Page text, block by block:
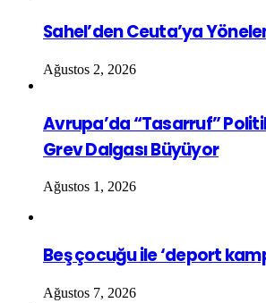
Sahel’den Ceuta’ya
Ağustos 2, 2026
Avrupa’da “Tasarruf”
Grev Dalgası Büyüyor
Ağustos 1, 2026
Beş çocuğu ile ‘deport
Ağustos 7, 2026